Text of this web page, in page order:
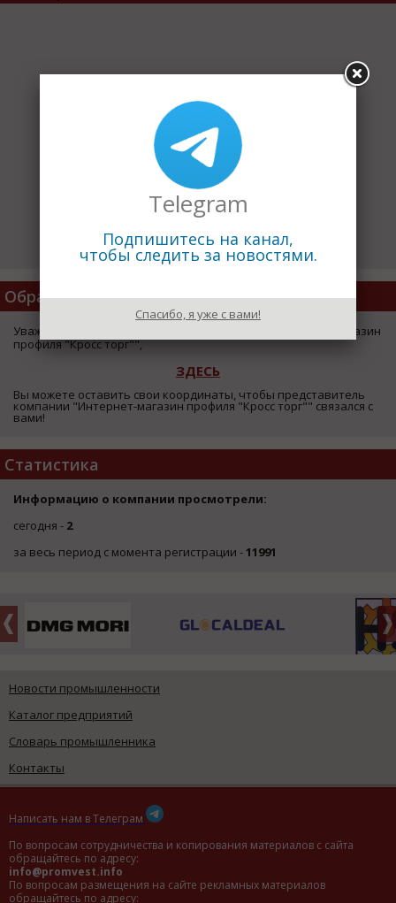
Обратная Связь
Уважаемый посетитель страницы компании "Интернет-магазин
профиля "Кросс торг"",
ЗДЕСЬ
Вы можете оставить свои координаты, чтобы представитель
компании "Интернет-магазин профиля "Кросс торг"" связался с
вами!
Статистика
Информацию о компании просмотрели:
сегодня - 2
за весь период с момента регистрации -11991
Новости промышленности
Каталог предприятий
Словарь промышленника
Контакты
Написать нам в Телеграм
По вопросам сотрудничества и копирования материалов с сайта
обращайтесь по адресу:
info@promvest.info
По вопросам размещения на сайте рекламных материалов
обращайтесь по адресу:
Telegram
Подпишитесь на канал,
чтобы следить за новостями.
Спасибо, я уже с вами!